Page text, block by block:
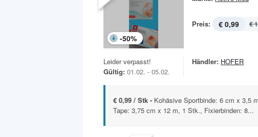
-50%
Preis: € 0,99 €
Leider verpasst!
Gültig: 01.02. - 05.02.
Händler: HOFER
€ 0,99 / Stk - Kohäsive Sportbinde: 6 cm x 3,5
Tape: 3,75 cm x 12 m, 1 Stk., Fixierbinden: 8...